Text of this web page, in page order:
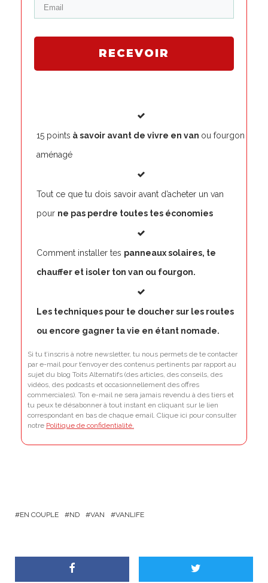
RECEVOIR
15 points à savoir avant de vivre en van ou fourgon
aménagé
Tout ce que tu dois savoir avant d’acheter un van
pour ne pas perdre toutes tes économies
Comment installer tes panneaux solaires, te
chauffer et isoler ton van ou fourgon.
Les techniques pour te doucher sur les routes
ou encore gagner ta vie en étant nomade.
Si tu t’inscris à notre newsletter, tu nous permets de te contacter
par e-mail pour t’envoyer des contenus pertinents par rapport au
sujet du blog Toits Alternatifs (des articles, des conseils, des
vidéos, des podcasts et occasionnellement des offres
commerciales). Ton e-mail ne sera jamais revendu à des tiers et
tu peux te désabonner à tout instant en cliquant sur le lien
correspondant en bas de chaque email. Clique ici pour consulter
notre Politique de confidentialité.
EN COUPLE ND VAN VANLIFE